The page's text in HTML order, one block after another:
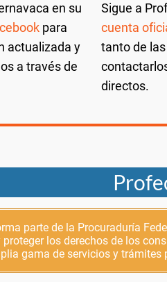
en su
para
actualizada y
a través de
Sigue a
cuenta
tanto de
directos.
parte de la Procuraduría
los derechos de los
gama de servicios y